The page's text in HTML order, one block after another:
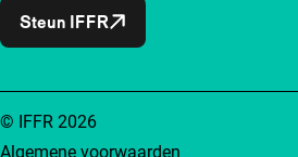
Steun IFFR
Algemene voorwaarden
© IFFR 2026